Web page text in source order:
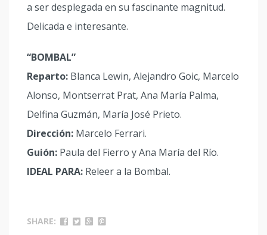
a ser desplegada en su fascinante magnitud.
Delicada e interesante.
“BOMBAL”
Reparto: Blanca Lewin, Alejandro Goic, Marcelo
Alonso, Montserrat Prat, Ana María Palma,
Delfina Guzmán, María José Prieto.
Dirección: Marcelo Ferrari.
Guión: Paula del Fierro y Ana María del Río.
IDEAL PARA: Releer a la Bombal.
SHARE: